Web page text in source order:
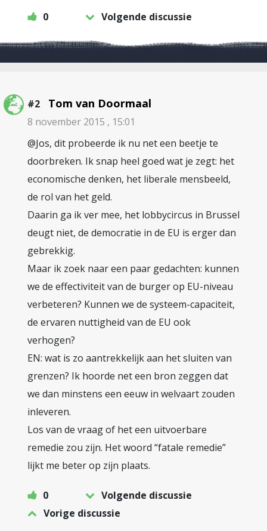
0 Volgende discussie
#2 Tom van Doormaal
8 november 2015 , 15:01
@Jos, dit probeerde ik nu net een beetje te
doorbreken. Ik snap heel goed wat je zegt: het
economische denken, het liberale mensbeeld,
de rol van het geld.
Daarin ga ik ver mee, het lobbycircus in Brussel
deugt niet, de democratie in de EU is erger dan
gebrekkig.
Maar ik zoek naar een paar gedachten: kunnen
we de effectiviteit van de burger op EU-niveau
verbeteren? Kunnen we de systeem-capaciteit,
de ervaren nuttigheid van de EU ook
verhogen?
EN: wat is zo aantrekkelijk aan het sluiten van
grenzen? Ik hoorde net een bron zeggen dat
we dan minstens een eeuw in welvaart zouden
inleveren.
Los van de vraag of het een uitvoerbare
remedie zou zijn. Het woord “fatale remedie”
lijkt me beter op zijn plaats.
0
Volgende discussie
Vorige discussie